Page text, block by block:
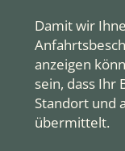
Damit wir
anzeigen
sein, dass Ihr
Standort und
übermittelt.